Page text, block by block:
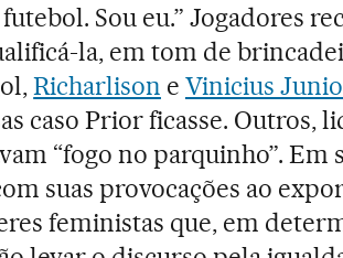
Sou eu.” Jogadores
la, em tom de
Richarlison e Vinicius
caso Prior ficasse. Outros,
“fogo no parquinho”. Em
suas provocações ao
feministas que, em